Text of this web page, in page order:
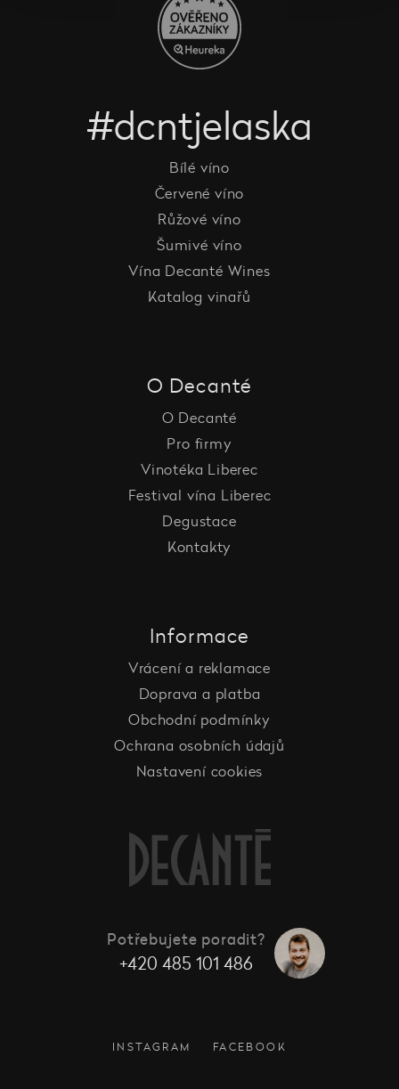
#dcntjelaska
Bílé víno
Červené víno
Růžové víno
Šumivé víno
Vína Decanté Wines
Katalog vinařů
O Decanté
O Decanté
Pro firmy
Vinotéka Liberec
Festival vína Liberec
Degustace
Kontakty
Informace
Vrácení a reklamace
Doprava a platba
Obchodní podmínky
Ochrana osobních údajů
Nastavení cookies
Potřebujete poradit?
+420 485 101 486
INSTAGRAM FACEBOOK